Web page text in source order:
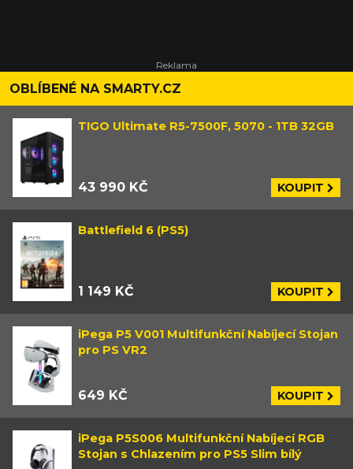
OBLÍBENÉ NA SMARTY.CZ
TIGO Ultimate R5-7500F, 5070 - 1TB 32GB
43 990 KČ KOUPIT
Battlefield 6 (PS5)
1 149 KČ KOUPIT
iPega P5 V001 Multifunkční Nabíjecí Stojan
pro PS VR2
649 KČ KOUPIT
iPega P5S006 Multifunkční Nabíjecí RGB
Stojan s Chlazením pro PS5 Slim bílý